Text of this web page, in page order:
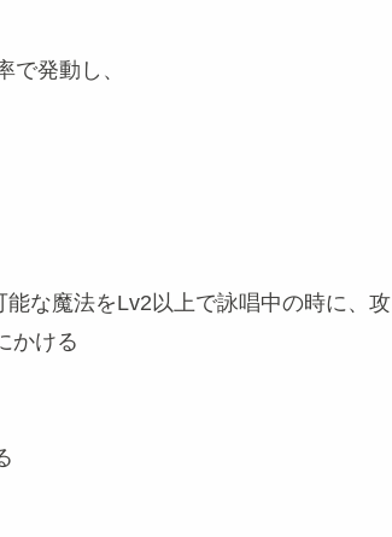
発動し、
な魔法をLv2以上で詠唱中の時に、攻
かける